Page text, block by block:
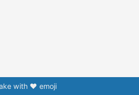
with ❤️ emoji